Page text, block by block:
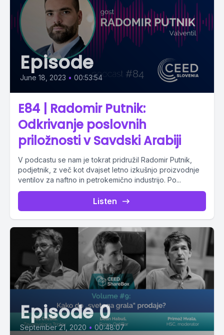
Episode
June 18, 2023 • 00:53:54
E84 | Radomir Putnik:
Odkrivanje poslovnih
priložnosti v Savdski Arabiji
V podcastu se nam je tokrat pridružil Radomir Putnik,
podjetnik, z več kot dvajset letno izkušnjo proizvodnje
ventilov za naftno in petrokemično industrijo. Po...
Listen
Episode 0
September 21, 2020 • 00:48:07